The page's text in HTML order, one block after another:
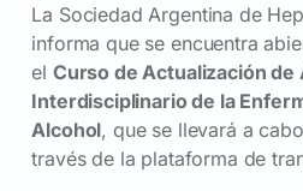
La Sociedad Argentina de
informa que se encuentra
el Curso de Actualización de
Interdisciplinario de la
Alcohol, que se llevará a
través de la plataforma de